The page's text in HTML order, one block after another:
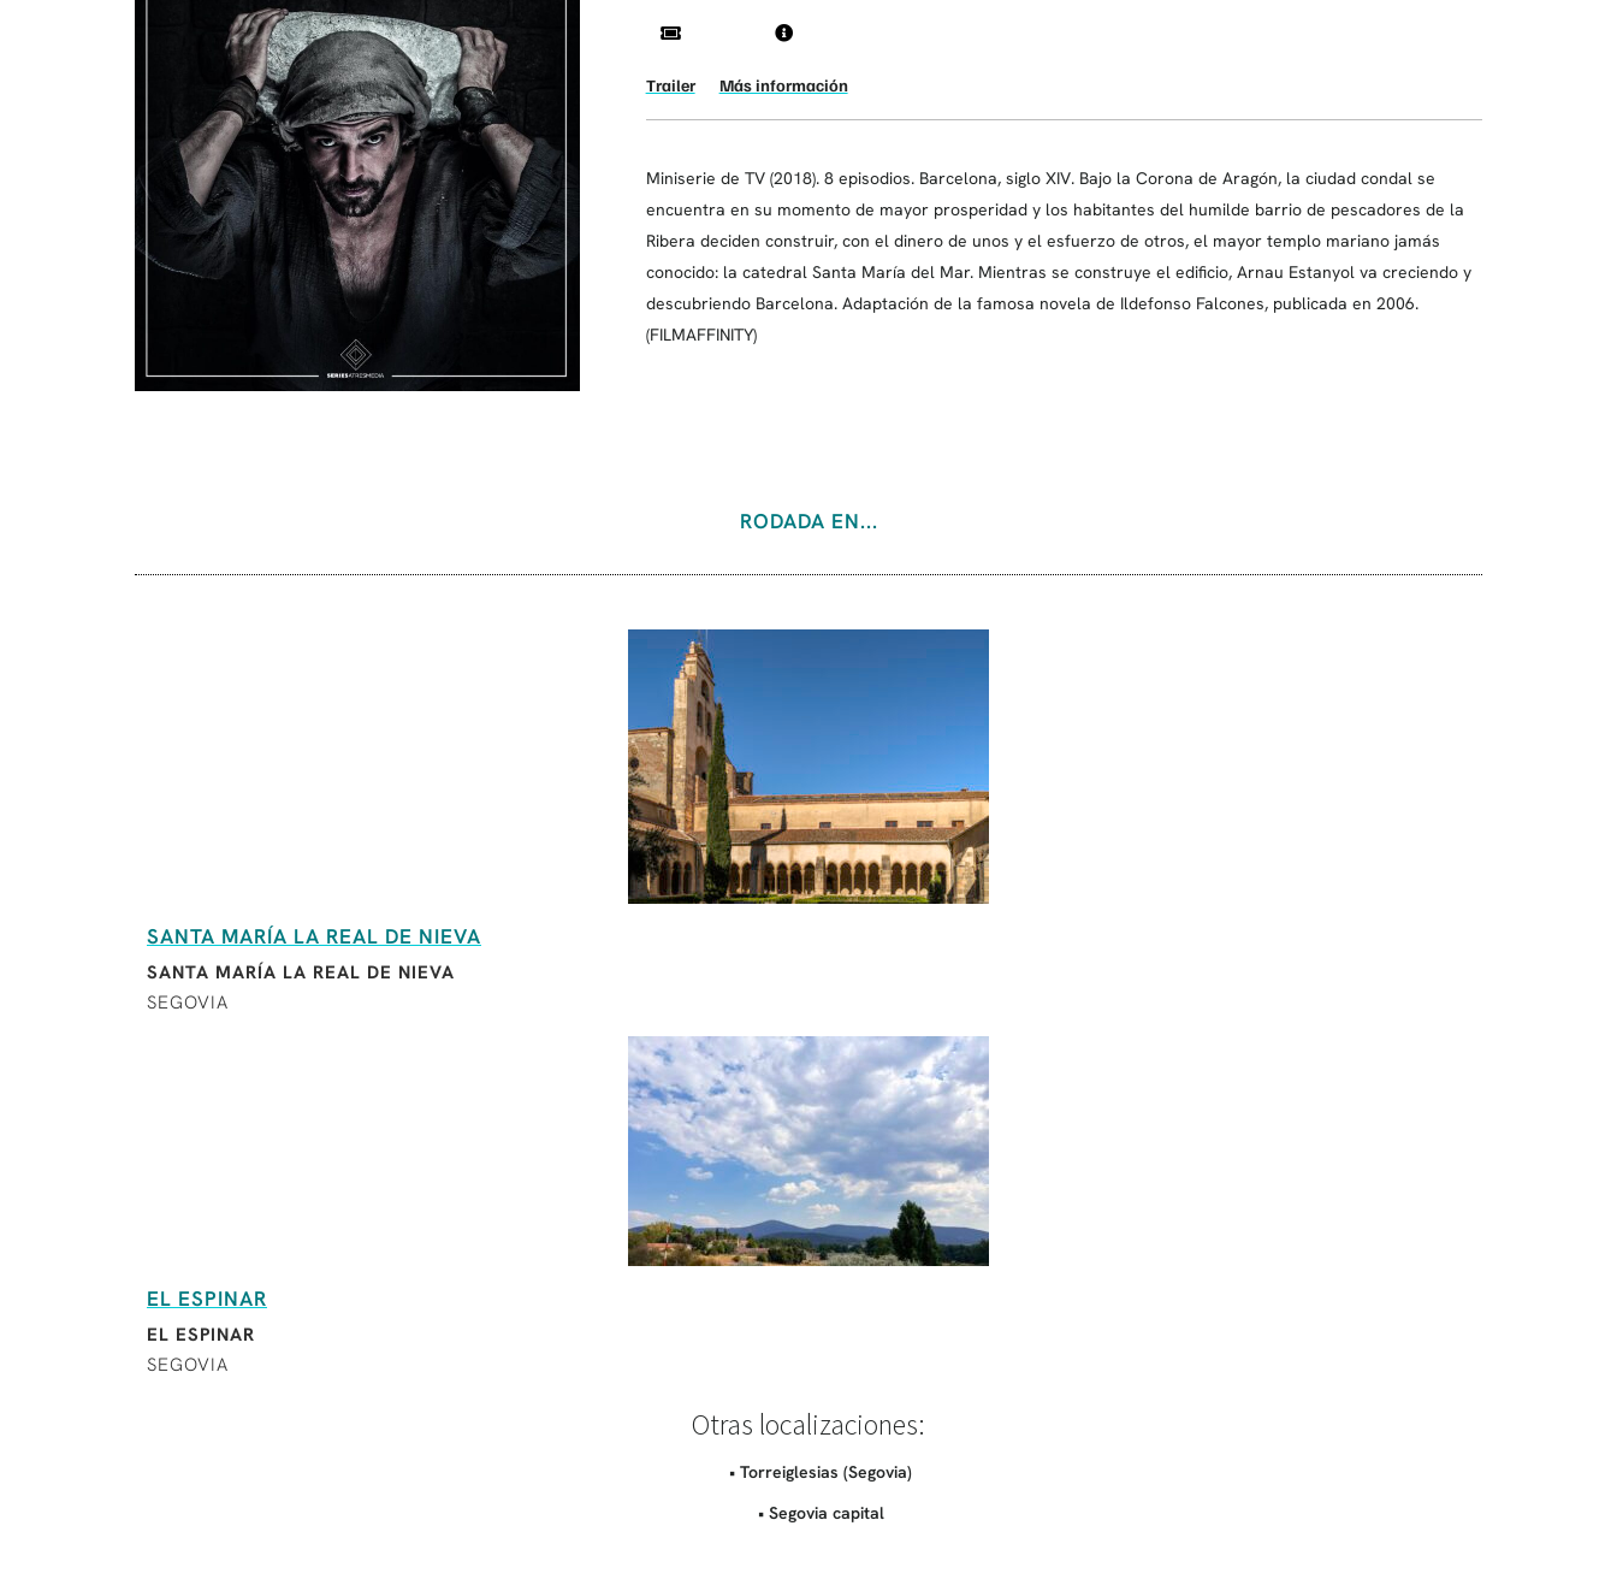
Trailer Más información
Miniserie de TV (2018). 8 episodios. Barcelona, siglo XIV. Bajo la Corona de Aragón, la ciudad condal se
encuentra en su momento de mayor prosperidad y los habitantes del humilde barrio de pescadores de la
Ribera deciden construir, con el dinero de unos y el esfuerzo de otros, el mayor templo mariano jamás
conocido: la catedral Santa María del Mar. Mientras se construye el edificio, Arnau Estanyol va creciendo y
descubriendo Barcelona. Adaptación de la famosa novela de Ildefonso Falcones, publicada en 2006.
(FILMAFFINITY)
RODADA EN...
SANTA MARÍA LA REAL DE NIEVA
SANTA MARÍA LA REAL DE NIEVA
SEGOVIA
EL ESPINAR
EL ESPINAR
SEGOVIA
Otras localizaciones:
• Torreiglesias (Segovia)
• Segovia capital